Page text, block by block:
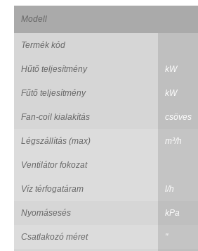
Modell
Termék kód
Hűtő teljesítmény kW
Fűtő teljesítmény kW
Fan-coil kialakítás csöves
Légszállítás (max) m³/h
Ventilátor fokozat
Víz térfogatáram l/h
Nyomásesés kPa
Csatlakozó méret "